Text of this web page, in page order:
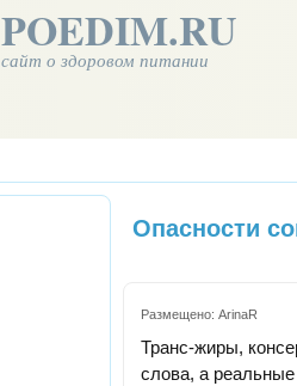
POEDIM.RU
сайт о здоровом питании
Опасности
Размещено: ArinaR
Транс-жиры,
слова, а